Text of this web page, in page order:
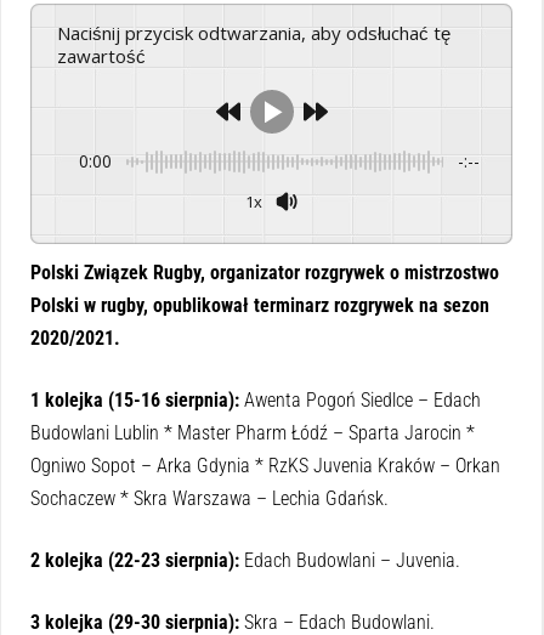
Naciśnij przycisk odtwarzania, aby odsłuchać tę
zawartość
0:00 -:--
1x
Polski Związek Rugby, organizator rozgrywek o mistrzostwo
Polski w rugby, opublikował terminarz rozgrywek na sezon
2020/2021.
1 kolejka (15-16 sierpnia): Awenta Pogoń Siedlce – Edach
Budowlani Lublin * Master Pharm Łódź – Sparta Jarocin *
Ogniwo Sopot – Arka Gdynia * RzKS Juvenia Kraków – Orkan
Sochaczew * Skra Warszawa – Lechia Gdańsk.
2 kolejka (22-23 sierpnia): Edach Budowlani – Juvenia.
3 kolejka (29-30 sierpnia): Skra – Edach Budowlani.